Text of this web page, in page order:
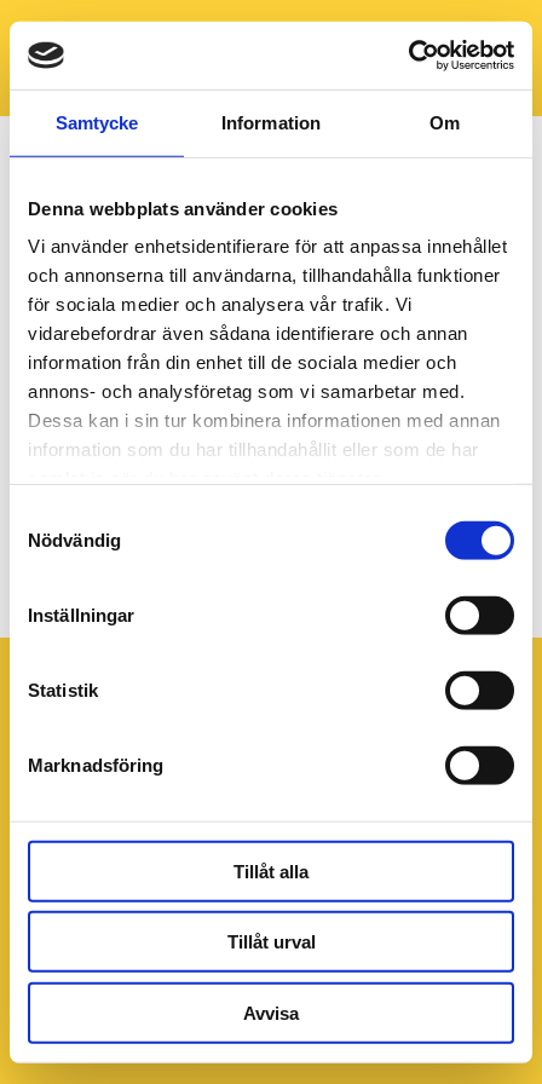
Samtycke Information Om
Denna webbplats använder cookies
Vi använder enhetsidentifierare för att anpassa innehållet
och annonserna till användarna, tillhandahålla funktioner
för sociala medier och analysera vår trafik. Vi
vidarebefordrar även sådana identifierare och annan
information från din enhet till de sociala medier och
annons- och analysföretag som vi samarbetar med.
Dessa kan i sin tur kombinera informationen med annan
information som du har tillhandahållit eller som de har
Nödvändig
Inställningar
Statistik
Marknadsföring
Tillåt alla
Tillåt urval
Avvisa